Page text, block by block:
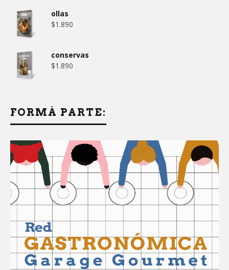
ollas
$1.890
conservas
$1.890
FORMÁ PARTE: